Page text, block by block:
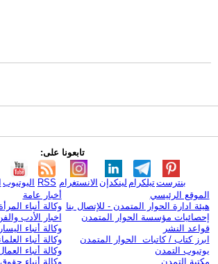
تابعونا على:
اليوتيوب RSS الانستغرام لينكدإن تيلكرامبنترست
الموقع الرئيسي
هيئة ادارة الحوار المتمدن - للإتصال بنا
إحصائيات مؤسسة الحوار المتمدن
قواعد النشر
ابرز كتاب / كاتبات الحوار المتمدن
يوتيوب التمدن
مكتبة التمدن
أخبار عامة
وكالة أنباء المرأة
اخبار الأدب
وكالة أنباء اليسار
وكالة أنباء
وكالة أنباء
وكالة أنباء